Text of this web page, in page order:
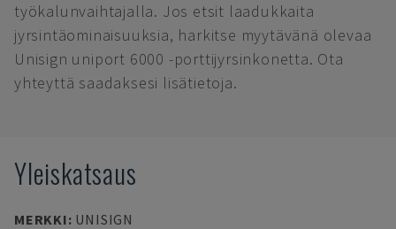
työkalunvaihtajalla. Jos etsit laadukkaita
jyrsintäominaisuuksia, harkitse myytävänä olevaa
Unisign uniport 6000 -porttijyrsinkonetta. Ota
yhteyttä saadaksesi lisätietoja.
Yleiskatsaus
MERKKI: UNISIGN